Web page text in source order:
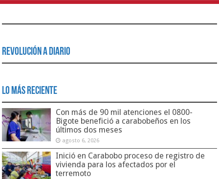
Revolución a Diario
Lo Más Reciente
Con más de 90 mil atenciones el 0800-
Bigote benefició a carabobeños en los
últimos dos meses
agosto 6, 2026
Inició en Carabobo proceso de registro de
vivienda para los afectados por el
terremoto